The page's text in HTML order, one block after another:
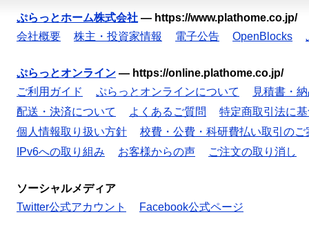
ぷらっとホーム株式会社 — https://www.plathome.co.jp/
会社概要
株主・投資家情報 電子公告 OpenBlocks
ぷらっとオンライン — https://online.plathome.co.jp/
ご利用ガイド
ぷらっとオンラインについて
見積書・
配送・決済について
よくあるご質問
特定商取引法に
個人情報取り扱い方針
校費・公費・科研費払い取引のご
IPv6への取り組み
お客様からの声 ご注文の取り消し
ソーシャルメディア
Twitter公式アカウント
Facebook公式ページ